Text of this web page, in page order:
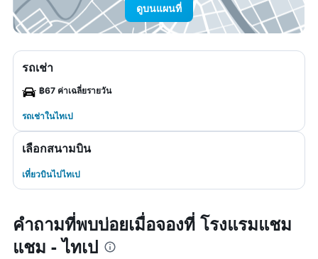
ดูบนแผนที่
รถเช่า
฿67 ค่าเฉลี่ยรายวัน
รถเช่าในไทเป
เลือกสนามบิน
เที่ยวบินไปไทเป
คำถามที่พบบ่อยเมื่อจองที่ โรงแรมแชม
แชม - ไทเป